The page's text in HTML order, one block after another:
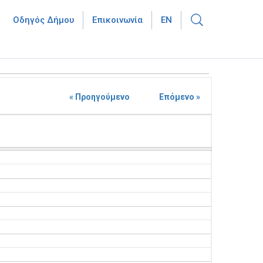
Οδηγός Δήμου Επικοινωνία EN
« Προηγούμενο Επόμενο »